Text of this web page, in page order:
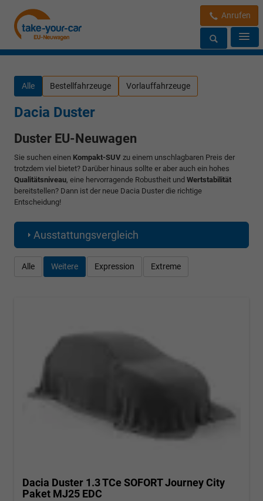
Anrufen
Alle Bestellfahrzeuge Vorlauffahrzeuge
Dacia Duster
Duster EU-Neuwagen
Sie suchen einen Kompakt-SUV zu einem unschlagbaren Preis der
trotzdem viel bietet? Darüber hinaus sollte er aber auch ein hohes
Qualitätsniveau, eine hervorragende Robustheit und Wertstabilität
bereitstellen? Dann ist der neue Dacia Duster die richtige
Entscheidung!
Ausstattungsvergleich
Alle Weitere Expression Extreme
Dacia Duster 1.3 TCe SOFORT Journey City
Paket MJ25 EDC